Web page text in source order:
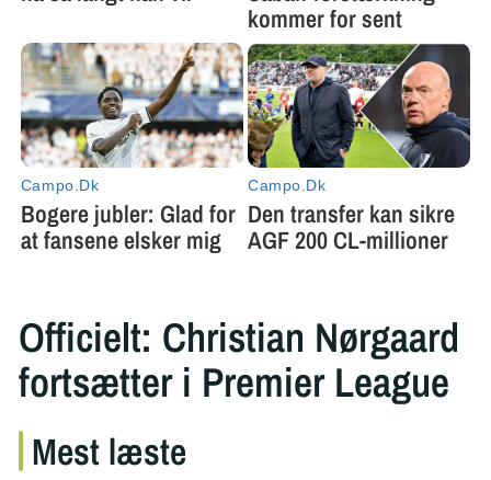
Officielt: Christian Nørgaard
fortsætter i Premier League
Mest læste